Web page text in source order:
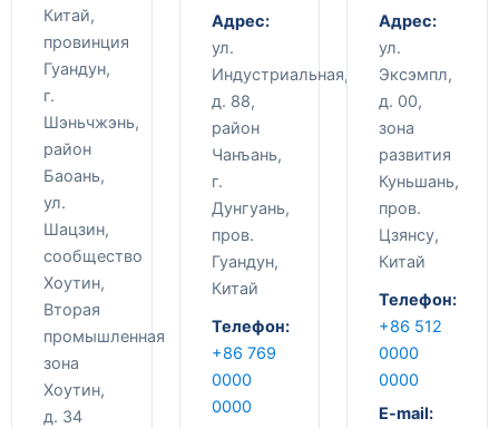
Китай,
провинция
Гуандун,
г.
Шэньчжэнь,
район
Баоань,
ул.
Шацзин,
сообщество
Хоутин,
Вторая
промышленная
зона
Хоутин,
д. 34
Адрес:
ул.
Индустриальная,
д. 88,
район
Чанъань,
г.
Дунгуань,
пров.
Гуандун,
Китай
Телефон:
+86 769
0000
0000
Адрес:
ул.
Эксэмпл,
д. 00,
зона
развития
Куньшань,
пров.
Цзянсу,
Китай
Телефон:
+86 512
0000
0000
E-mail: